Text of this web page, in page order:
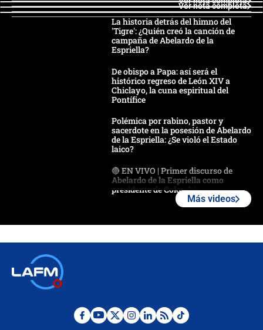
Ver nota completa
La historia detrás del himno del
'Tigre': ¿Quién creó la canción de
campaña de Abelardo de la
Espriella?
De obispo a Papa: así será el
histórico regreso de León XIV a
Chiclayo, la cuna espiritual del
Pontífice
Polémica por rabino, pastor y
sacerdote en la posesión de Abelardo
de la Espriella: ¿Se violó el Estado
laico?
🔴 EN VIVO | Primer discurso de
Abelardo de la Espriella como
presidente de Colombia
Desde dermatitis hasta infecciones:
Más videos